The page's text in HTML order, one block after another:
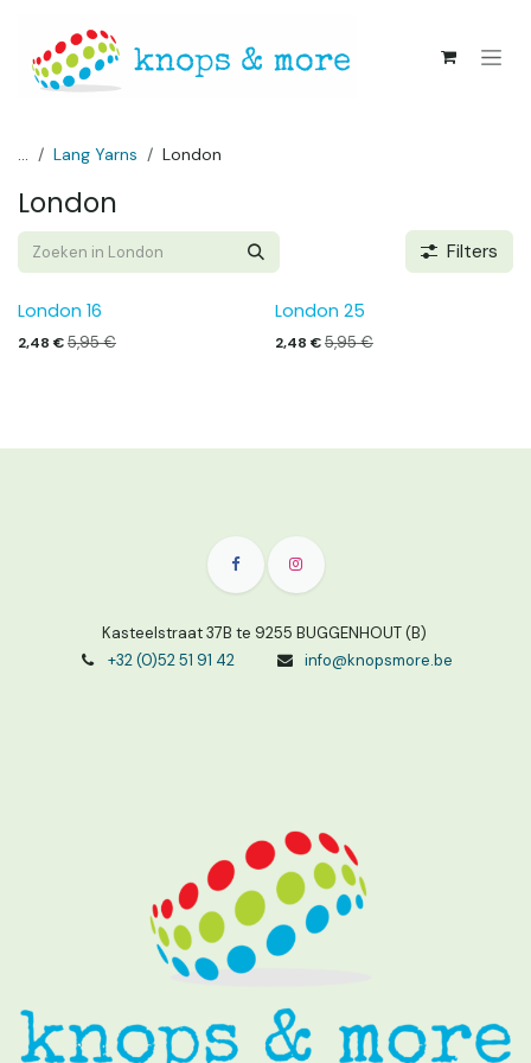
... Lang Yarns London
London
Filters
London 16
2,48 €5,95€
London 25
2,48 €5,95€
Kasteelstraat 37B te 9255 BUGGENHOUT (B)
+32 (0)52 51 91 42
info@knopsmore.be